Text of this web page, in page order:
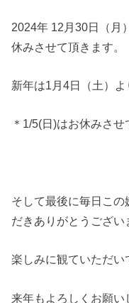
2024年 12月30日（月
休みさせて頂きます。
新年は1月4日（土）よ
＊1/5(日)はお休みさせ
そして最後に毎日こ
だきありがとうござい
楽しみに観ていただ
来年もよろしくお願い